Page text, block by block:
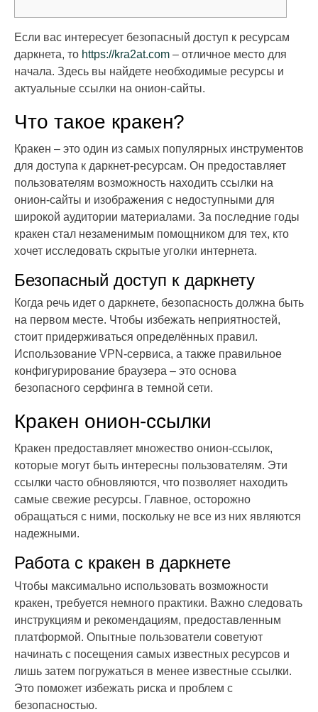
Если вас интересует безопасный доступ к ресурсам
даркнета, то https://kra2at.com – отличное место для
начала. Здесь вы найдете необходимые ресурсы и
актуальные ссылки на онион-сайты.
Что такое кракен?
Кракен – это один из самых популярных инструментов
для доступа к даркнет-ресурсам. Он предоставляет
пользователям возможность находить ссылки на
онион-сайты и изображения с недоступными для
широкой аудитории материалами. За последние годы
кракен стал незаменимым помощником для тех, кто
хочет исследовать скрытые уголки интернета.
Безопасный доступ к даркнету
Когда речь идет о даркнете, безопасность должна быть
на первом месте. Чтобы избежать неприятностей,
стоит придерживаться определённых правил.
Использование VPN-сервиса, а также правильное
конфигурирование браузера – это основа
безопасного серфинга в темной сети.
Кракен онион-ссылки
Кракен предоставляет множество онион-ссылок,
которые могут быть интересны пользователям. Эти
ссылки часто обновляются, что позволяет находить
самые свежие ресурсы. Главное, осторожно
обращаться с ними, поскольку не все из них являются
надежными.
Работа с кракен в даркнете
Чтобы максимально использовать возможности
кракен, требуется немного практики. Важно следовать
инструкциям и рекомендациям, предоставленным
платформой. Опытные пользователи советуют
начинать с посещения самых известных ресурсов и
лишь затем погружаться в менее известные ссылки.
Это поможет избежать риска и проблем с
безопасностью.